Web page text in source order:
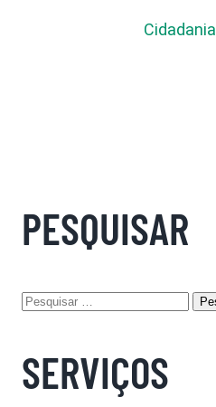
Cidadania
PESQUISAR
SERVIÇOS